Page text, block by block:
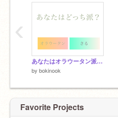
あなたはオラウータン派？猿派？
by bokinook
‹
Favorite Projects